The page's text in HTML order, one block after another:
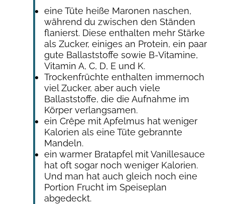
eine Tüte heiße Maronen naschen,
während du zwischen den Ständen
flanierst. Diese enthalten mehr Stärke
als Zucker, einiges an Protein, ein paar
gute Ballaststoffe sowie B-Vitamine,
Vitamin A, C, D, E und K.
Trockenfrüchte enthalten immernoch
viel Zucker, aber auch viele
Ballaststoffe, die die Aufnahme im
Körper verlangsamen.
ein Crêpe mit Apfelmus hat weniger
Kalorien als eine Tüte gebrannte
Mandeln.
ein warmer Bratapfel mit Vanillesauce
hat oft sogar noch weniger Kalorien.
Und man hat auch gleich noch eine
Portion Frucht im Speiseplan
abgedeckt.